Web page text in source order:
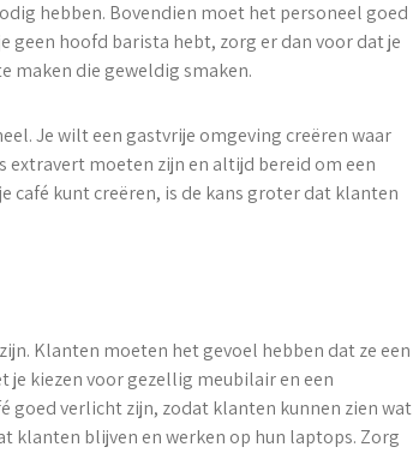
hebben. Bovendien moet het personeel goed
geen hoofd barista hebt, zorg er dan voor dat je
maken die geweldig smaken.
Je wilt een gastvrije omgeving creëren waar
moeten zijn en altijd bereid om een
café kunt creëren, is de kans groter dat klanten
Klanten moeten het gevoel hebben dat ze een
kiezen voor gezellig meubilair en een
goed verlicht zijn, zodat klanten kunnen zien wat
klanten blijven en werken op hun laptops. Zorg